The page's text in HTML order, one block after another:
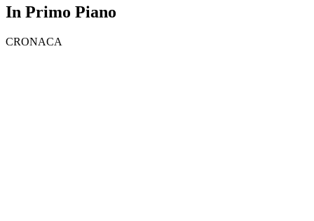
In Primo Piano
CRONACA